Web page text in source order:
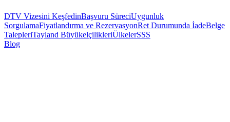
DTV Vizesini KeşfedinBaşvuru SüreciUygunluk
SorgulamaFiyatlandırma ve RezervasyonRet Durumunda İadeBelge
TalepleriTayland BüyükelçilikleriÜlkelerSSS
Blog